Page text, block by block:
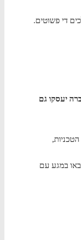
די פשוטים.
החברה יעסקו גם
במגע עם